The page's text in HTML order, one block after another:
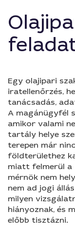
Egy olajipari
iratellenőrzés,
tanácsadás,
A magánügyfél
amikor valami
tartály helye
terepen már
földterülethez
miatt felmerül a
mérnök nem
nem ad jogi
milyen
hiányoznak, és
előbb tisztázni.